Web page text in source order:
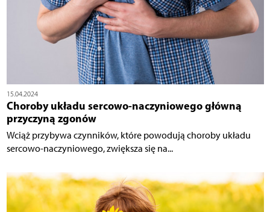
15.04.2024
Choroby układu sercowo-naczyniowego główną
przyczyną zgonów
Wciąż przybywa czynników, które powodują choroby układu
sercowo-naczyniowego, zwiększa się na...